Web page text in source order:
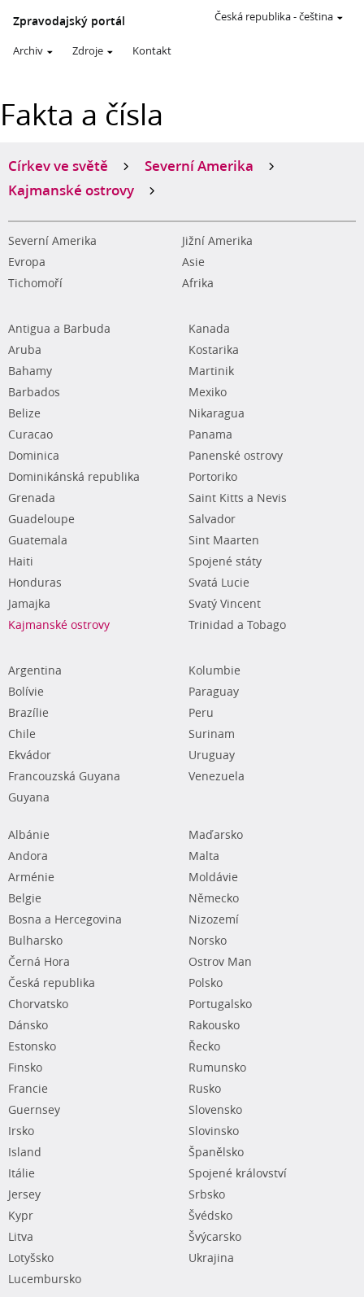
Zpravodajský portál
Archiv Zdroje Kontakt
Česká republika-čeština
Fakta a čísla
Církev ve světě
Severní Amerika
Kajmanské ostrovy
Severní Amerika
Jižní Amerika
Evropa
Asie
Tichomoří
Afrika
Antigua a Barbuda
Aruba
Bahamy
Barbados
Belize
Curacao
Dominica
Dominikánská republika
Grenada
Guadeloupe
Guatemala
Haiti
Honduras
Jamajka
Kajmanské ostrovy
Kanada
Kostarika
Martinik
Mexiko
Nikaragua
Panama
Panenské ostrovy
Portoriko
Saint Kitts a Nevis
Salvador
Sint Maarten
Spojené státy
Svatá Lucie
Svatý Vincent
Trinidad a Tobago
Argentina
Bolívie
Brazílie
Chile
Ekvádor
Francouzská Guyana
Guyana
Kolumbie
Paraguay
Peru
Surinam
Uruguay
Venezuela
Albánie
Andora
Arménie
Belgie
Bosna a Hercegovina
Bulharsko
Černá Hora
Česká republika
Chorvatsko
Dánsko
Estonsko
Finsko
Francie
Guernsey
Irsko
Island
Itálie
Jersey
Kypr
Litva
Lotyšsko
Lucembursko
Maďarsko
Malta
Moldávie
Německo
Nizozemí
Norsko
Ostrov Man
Polsko
Portugalsko
Rakousko
Řecko
Rumunsko
Rusko
Slovensko
Slovinsko
Španělsko
Spojené království
Srbsko
Švédsko
Švýcarsko
Ukrajina